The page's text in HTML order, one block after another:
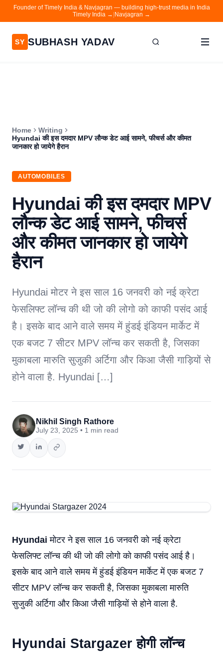
Founder of Timely India & Navjagran — building high-trust media in India
Timely India → Navjagran →
SY SUBHASH YADAV
Contact
Navjagran
Home
Writing
Hyundai की इस दमदार MPV लौन्क डेट आई सामने, फीचर्स और कीमत
जानकार हो जायेगे हैरान
AUTOMOBILES
Hyundai की इस दमदार MPV
लौन्क डेट आई सामने, फीचर्स
और कीमत जानकार हो जायेगे
हैरान
Hyundai मोटर ने इस साल 16 जनवरी को नई क्रेटा
फेसलिफ्ट लॉन्च की थी जो की लोगो को काफी पसंद आई
है। इसके बाद आने वाले समय में हुंडई इंडियन मार्केट में
एक बजट 7 सीटर MPV लॉन्च कर सकती है, जिसका
मुकाबला मारुति सुजुकी अर्टिगा और किआ जैसी गाड़ियों से
होने वाला है. Hyundai […]
Nikhil Singh Rathore
July 23, 2025 • 1 min read
Hyundai मोटर ने इस साल 16 जनवरी को नई क्रेटा
फेसलिफ्ट लॉन्च की थी जो की लोगो को काफी पसंद आई है।
इसके बाद आने वाले समय में हुंडई इंडियन मार्केट में एक बजट 7
सीटर MPV लॉन्च कर सकती है, जिसका मुकाबला मारुति
सुजुकी अर्टिगा और किआ जैसी गाड़ियों से होने वाला है.
Hyundai Stargazer होगी लॉन्च